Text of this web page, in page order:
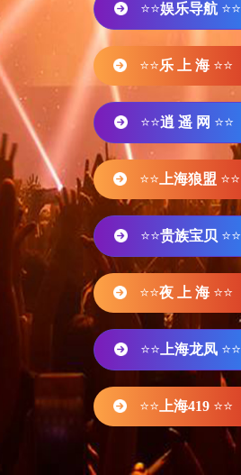
⭐⭐娱乐导航 ⭐⭐
⭐⭐乐 上 海 ⭐⭐
⭐⭐逍 遥 网 ⭐⭐
⭐⭐ 上海狼盟 ⭐⭐
⭐⭐贵族宝贝 ⭐⭐
⭐⭐夜 上 海 ⭐⭐
⭐⭐ 上海龙凤 ⭐⭐
⭐⭐ 上海419 ⭐⭐